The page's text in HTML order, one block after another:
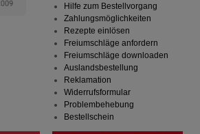
Hilfe zum Bestellvorgang
Zahlungsmöglichkeiten
Rezepte einlösen
Freiumschläge anfordern
Freiumschläge downloaden
Auslandsbestellung
Reklamation
Widerrufsformular
Problembehebung
Bestellschein